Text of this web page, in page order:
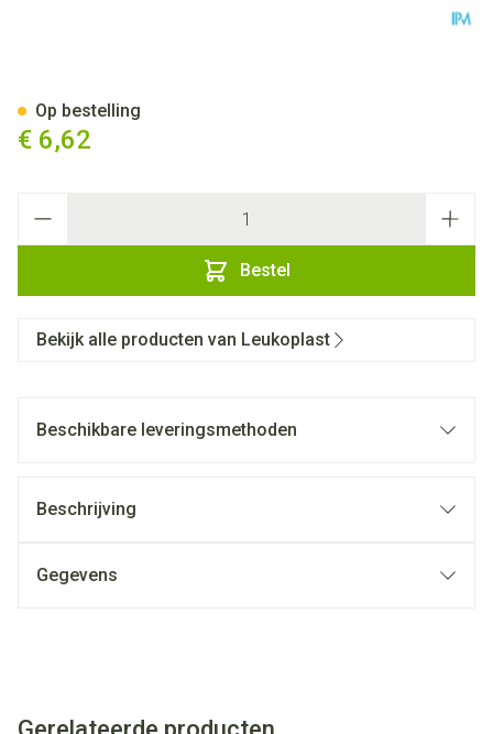
€ 6,62
Bestel
Op bestelling
Bekijk alle producten van Leukoplast
Beschikbare leveringsmethoden
Beschrijving
Gegevens